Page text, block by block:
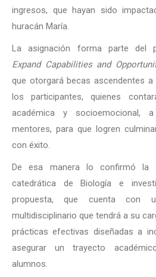
ingresos, que hayan sido
huracán María.
La asignación forma parte del
Expand Capabilities and
que otorgará becas ascendentes
los participantes, quienes
académica y socioemocional,
mentores, para que logren
con éxito.
De esa manera lo confirmó la
catedrática de Biología e
propuesta, que cuenta con
multidisciplinario que tendrá a su
prácticas efectivas diseñadas a
asegurar un trayecto
alumnos.